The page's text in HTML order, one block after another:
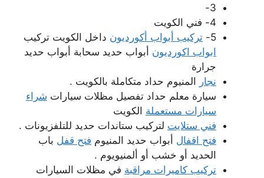
3-
4- فني الكويت
5-
تركيب أبواب أكورديون داخل الكويت تركيب
ابواب اكورديون أبواب حديد سحابة أبواب حديد
جرارة
نجار
المنيوم حداد متكاملة بالكويت .
سيارة معلم حداد تفصيل مظلات سيارات شراء
سيارات مستعملة الكويت
فني ستلايت لتركيب ستاندات حديد للتلفزيونات .
فتح اقفال أبواب حديد المنيوم فتح قفل باب
الحديد أو خشب أو ألمنيويوم .
تركيب كاميرات مراقبة في مظلات السيارات